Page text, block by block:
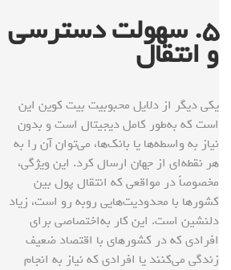
۵. سهولت دسترسی
و انتقال
یکی دیگر از دلایل محبوبیت بیت کوین این
است که به‌طور کامل دیجیتال است و بدون
نیاز به واسطه‌ها یا بانک‌ها، می‌توان آن را به
هر نقطه‌ای از جهان ارسال کرد. این ویژگی،
مخصوصاً در مواقعی که انتقال پول بین
کشورها با محدودیت‌هایی روبه رو است، زیاد
دلنشین است. این کار به‌اختصاصی برای
افرادی که در کشورهای با اقتصاد ضعیف
زندگی می‌کنند یا افرادی که نیاز به انجام